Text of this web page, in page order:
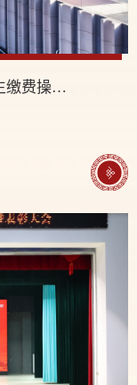
益阳师范高等专科学校2026年单独招生缴费操作指南